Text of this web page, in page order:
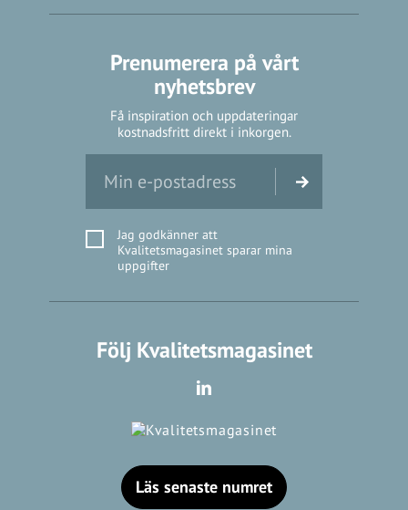
Prenumerera på vårt
nyhetsbrev
Få inspiration och uppdateringar
kostnadsfritt direkt i inkorgen.
Jag godkänner att
Kvalitetsmagasinet sparar mina
uppgifter
Följ Kvalitetsmagasinet
Läs senaste numret